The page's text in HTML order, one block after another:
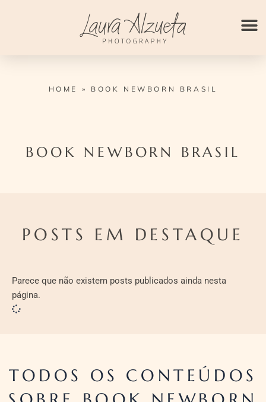
HOME » BOOK NEWBORN BRASIL
BOOK NEWBORN BRASIL
POSTS EM DESTAQUE
Parece que não existem posts publicados ainda nesta
página.
TODOS OS CONTEÚDOS